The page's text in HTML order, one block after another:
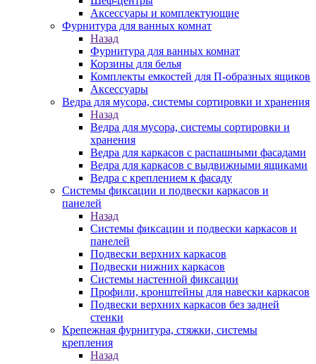
Аксессуары и комплектующие
Фурнитура для ванных комнат
Назад
Фурнитура для ванных комнат
Корзины для белья
Комплекты емкостей для П-образных ящиков
Аксессуары
Ведра для мусора, системы сортировки и хранения
Назад
Ведра для мусора, системы сортировки и
хранения
Ведра для каркасов с распашными фасадами
Ведра для каркасов с выдвижными ящиками
Ведра с креплением к фасаду
Системы фиксации и подвески каркасов и
панелей
Назад
Системы фиксации и подвески каркасов и
панелей
Подвески верхних каркасов
Подвески нижних каркасов
Системы настенной фиксации
Профили, кронштейны для навески каркасов
Подвески верхних каркасов без задней
стенки
Крепежная фурнитура, стяжки, системы
крепления
Назад